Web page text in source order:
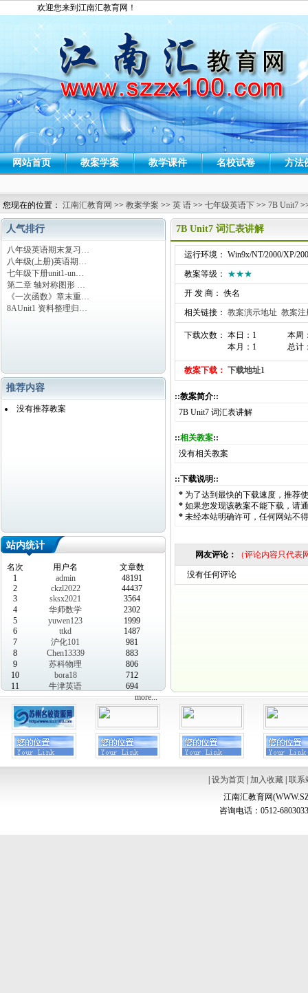
欢迎您来到江南汇教育网！
网站首页 教案学案 教学课件 名校试卷 方法
您现在的位置： 江南汇教育网 >> 教案学案 >> 英 语 >> 七年级英语下 >> 7B Unit7
人气排行
八年级英语期末复习…
八年级(上册)英语期…
七年级下册unit1-un…
第二章 轴对称图形 …
《一次函数》章末重…
8AUnit1 资料整理归…
推荐内容
没有推荐教案
站内统计
名次 用户名
文章数
1
admin
48191
2
ckzl2022
44437
3
sksx2021
3564
4
华师数学
2302
5
yuwen123
1999
6
ttkd
1487
7
沪化101
981
8
Chen13339
883
9
苏科物理
806
10
bora18
712
11
牛津英语
694
more...
7B Unit7 词汇表讲解
运行环境： Win9x/NT/2000/XP/
教案等级： ★★★
开 发 商： 佚名
相关链接： 教案演示地址 教案注
下载次数： 本日：1
本月：1
本周
总计
教案下载： 下载地址1
::教案简介::
7B Unit7 词汇表讲解
::相关教案::
没有相关教案
::下载说明::
* 为了达到最快的下载速度，推荐
* 如果您发现该教案不能下载，请
* 未经本站明确许可，任何网站不
网友评论： （评论内容只代
没有任何评论
设为首页| 加入收藏| 联系
江南汇教育网
咨询电话：0512-